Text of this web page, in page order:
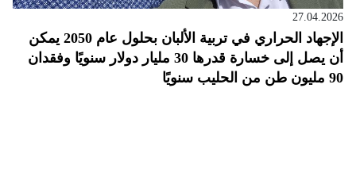
27.04.2026
الإجهاد الحراري في تربية الألبان بحلول عام 2050 يمكن
أن يصل إلى خسارة قدرها 30 مليار دولار سنويًا وفقدان
90 مليون طن من الحليب سنويًا